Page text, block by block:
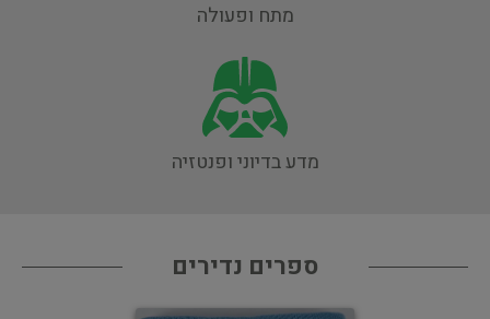
מתח ופעולה
מדע בדיוני ופנטזיה
ספרים נדירים